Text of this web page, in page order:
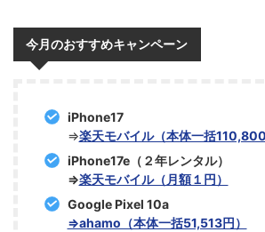
今月のおすすめキャンペーン
iPhone17
⇒楽天モバイル（本体一括110,800
iPhone17e（２年レンタル）
⇒楽天モバイル（月額１円）
Google Pixel 10a
⇒ahamo（本体一括51,513円）